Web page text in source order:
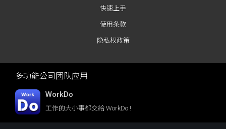
快速上手
使用条款
隐私权政策
多功能公司团队应用
WorkDo
工作的大小事都交給 WorkDo !